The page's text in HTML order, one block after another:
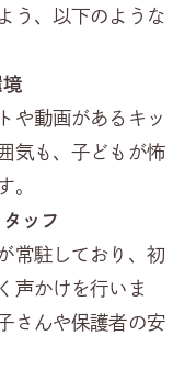
う、以下のような
や動画があるキッ
気も、子どもが怖
。
ッフ
常駐しており、初
声かけを行いま
さんや保護者の安